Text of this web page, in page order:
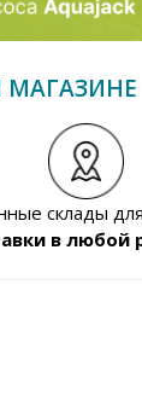
склады
в любой